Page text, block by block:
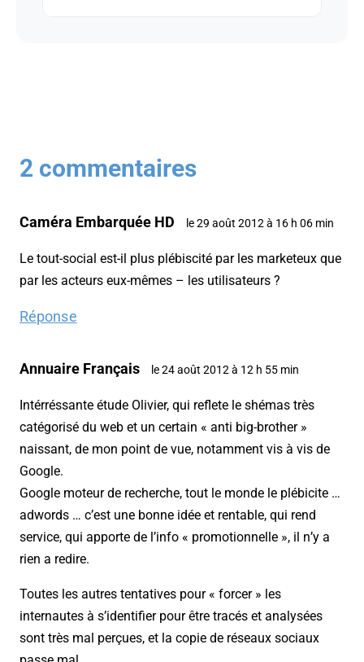
2 commentaires
Caméra Embarquée HD le 29 août 2012 à 16 h 06 min
Le tout-social est-il plus plébiscité par les marketeux que
par les acteurs eux-mêmes – les utilisateurs ?
Réponse
Annuaire Français le 24 août 2012 à 12 h 55 min
Intérréssante étude Olivier, qui reflete le shémas très
catégorisé du web et un certain « anti big-brother »
naissant, de mon point de vue, notamment vis à vis de
Google.
Google moteur de recherche, tout le monde le plébicite …
adwords … c’est une bonne idée et rentable, qui rend
service, qui apporte de l’info « promotionnelle », il n’y a
rien a redire.
Toutes les autres tentatives pour « forcer » les
internautes à s’identifier pour être tracés et analysées
sont très mal perçues, et la copie de réseaux sociaux